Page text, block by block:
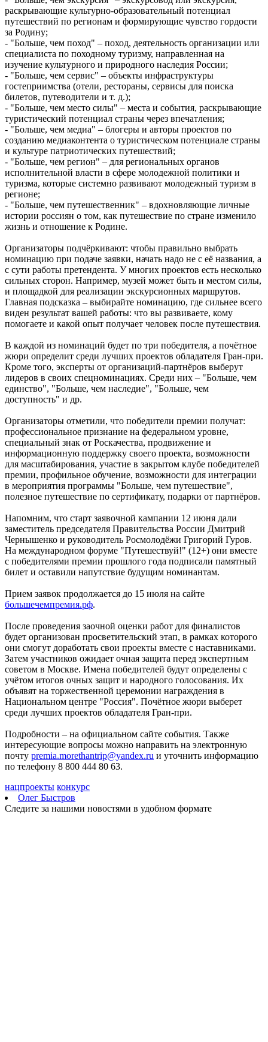
8 и 9 августа
08.08.2026 | 14:52
Вячеслав Федорищев награжден почетной грамотой
Минобороны России
08.08.2026 | 14:23
Самарскую область накроет гроза с градом 8 августа
08.08.2026 | 14:13
Самарцам покажут фильм о жизни и трагической гибели
Ивана Блока
08.08.2026 | 12:52
Стали известны подробности столкновения катера и лодки в
Красноглинском районе
08.08.2026 | 12:31
Вячеслав Федорищев рассказал о последствиях атаки ВСУ на
регион
08.08.2026 | 12:29
Водитель "Мазды" сбил женщину на улице Подшипниковой в
Самаре
08.08.2026 | 12:12
Ударила собутыльника: на тольяттинку завели "уголовку"
08.08.2026 | 11:40
молодежью
08.08.2026 | 11:20
В Самаре со дна Волги подняли тело утонувшего мужчины
08.08.2026 | 11:15
Вячеслав Федорищев поздравил жителей Самарской области с
Днем физкультурника
08.08.2026 | 11:05
Два человека погибли в столкновении моторной лодки и
08.08.2026 | 10:35
Народные приметы на 9 августа 2026 года: что нельзя делать в
этот день
08.08.2026 | 10:27
Где в Самаре отключат холодную воду 8 августа: список
адресов
День физкультурника в России: какие праздники отмечают 8
августа
08.08.2026 | 09:54
Кардиолог Алексей Алексеенко рассказал, как снизить риски
для здоровья в жару
08.08.2026 | 09:07
раскрывающие культурно-образовательный потенциал
путешествий по регионам и формирующие чувство гордости
за Родину;
- "Больше, чем поход" – поход, деятельность организации или
специалиста по походному туризму, направленная на
изучение культурного и природного наследия России;
- "Больше, чем сервис" – объекты инфраструктуры
гостеприимства (отели, рестораны, сервисы для поиска
билетов, путеводители и т. д.);
- "Больше, чем место силы" – места и события, раскрывающие
туристический потенциал страны через впечатления;
- "Больше, чем медиа" – блогеры и авторы проектов по
созданию медиаконтента о туристическом потенциале страны
и культуре патриотических путешествий;
- "Больше, чем регион" – для региональных органов
исполнительной власти в сфере молодежной политики и
туризма, которые системно развивают молодежный туризм в
регионе;
- "Больше, чем путешественник" – вдохновляющие личные
истории россиян о том, как путешествие по стране изменило
жизнь и отношение к Родине.
Организаторы подчёркивают: чтобы правильно выбрать
номинацию при подаче заявки, начать надо не с её названия, а
с сути работы претендента. У многих проектов есть несколько
сильных сторон. Например, музей может быть и местом силы,
и площадкой для реализации экскурсионных маршрутов.
Главная подсказка – выбирайте номинацию, где сильнее всего
виден результат вашей работы: что вы развиваете, кому
помогаете и какой опыт получает человек после путешествия.
В каждой из номинаций будет по три победителя, а почётное
жюри определит среди лучших проектов обладателя Гран-при.
Кроме того, эксперты от организаций-партнёров выберут
лидеров в своих спецноминациях. Среди них – "Больше, чем
единство", "Больше, чем наследие", "Больше, чем
доступность" и др.
Организаторы отметили, что победители премии получат:
профессиональное признание на федеральном уровне,
специальный знак от Роскачества, продвижение и
информационную поддержку своего проекта, возможности
для масштабирования, участие в закрытом клубе победителей
премии, профильное обучение, возможности для интеграции
в мероприятия программы "Больше, чем путешествие",
полезное путешествие по сертификату, подарки от партнёров.
Напомним, что старт заявочной кампании 12 июня дали
заместитель председателя Правительства России Дмитрий
Чернышенко и руководитель Росмолодёжи Григорий Гуров.
На международном форуме "Путешествуй!" (12+) они вместе
с победителями премии прошлого года подписали памятный
билет и оставили напутствие будущим номинантам.
Прием заявок продолжается до 15 июля на сайте
большечемпремия.рф.
После проведения заочной оценки работ для финалистов
будет организован просветительский этап, в рамках которого
они смогут доработать свои проекты вместе с наставниками.
Затем участников ожидает очная защита перед экспертным
советом в Москве. Имена победителей будут определены с
учётом итогов очных защит и народного голосования. Их
объявят на торжественной церемонии награждения в
Национальном центре "Россия". Почётное жюри выберет
среди лучших проектов обладателя Гран-при.
Подробности – на официальном сайте события. Также
интересующие вопросы можно направить на электронную
почту premia.morethantrip@yandex.ru и уточнить информацию
по телефону 8 800 444 80 63.
нацпроекты конкурс
Олег Быстров
Следите за нашими новостями в удобном формате